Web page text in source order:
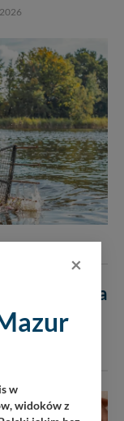
– ciężka
Pro?
×
w
widoków z